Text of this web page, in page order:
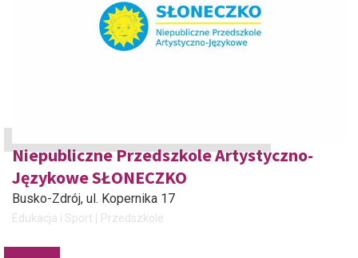
Niepubliczne Przedszkole Artystyczno-
Językowe SŁONECZKO
Busko-Zdrój, ul. Kopernika 17
Edukacja i Sport Przedszkole